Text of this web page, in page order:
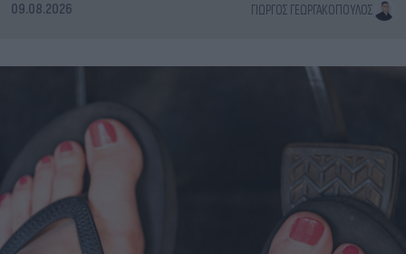
09.08.2026 ΓΙΏΡΓΟΣ ΓΕΩΡΓΑΚΌΠΟΥΛΟΣ